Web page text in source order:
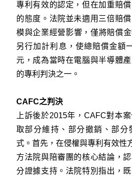
專利有效的認定，但在加重賠
的態度。法院並未適用三倍賠
模與企業經營影響，僅將賠償
另行加計利息，使總賠償金額
元，成為當時在電腦與半導體
的專利判決之一。
CAFC之判決
上訴後於2015年，CAFC對本
取部分維持、部分撤銷、部分
式。首先，在侵權與專利有效性
方法院與陪審團的核心結論，
分證據支持。法院特別指出，